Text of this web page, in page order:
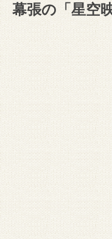
幕張の「星空